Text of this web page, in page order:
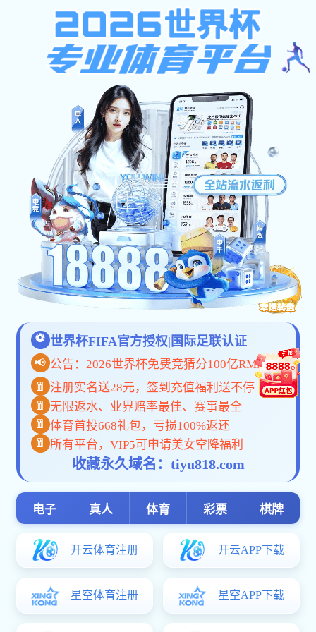
365best体育,中超助攻榜